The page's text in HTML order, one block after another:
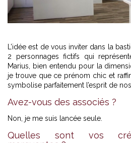
L’idée est de vous inviter dans la
2 personnages fictifs qui
Marius, bien entendu pour la
je trouve que ce prénom chic et
symbolise parfaitement l’esprit de
Avez-vous des associés ?
Non, je me suis lancée seule.
Quelles sont vos